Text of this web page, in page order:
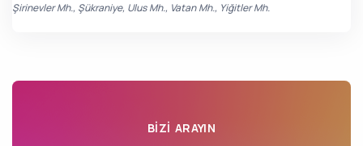
Şirinevler Mh., Şükraniye, Ulus Mh., Vatan Mh., Yiğitler Mh.
BIZI ARAYIN